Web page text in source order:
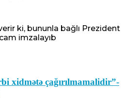
ki, bununla bağlı Prezident
imzalayıb
xidmətə çağırılmamalidir”-